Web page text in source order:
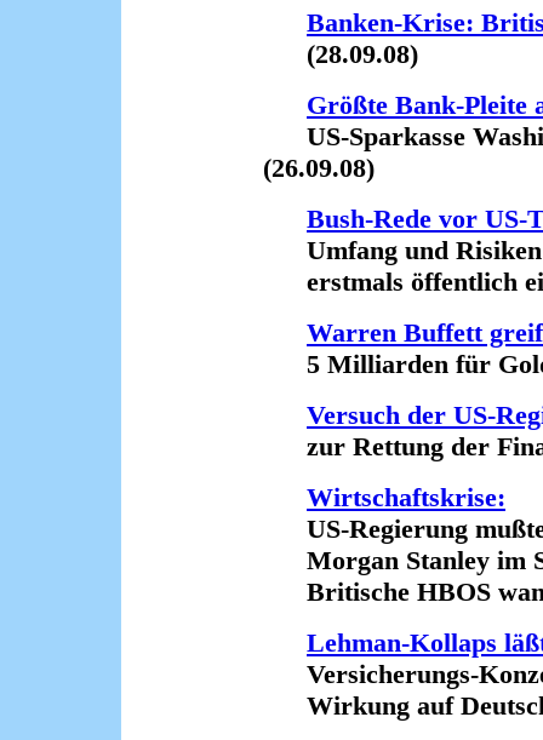
Banken-Krise:
(28.09.08)
Größte Bank-Pleite
US-Sparkasse
(26.09.08)
Bush-Rede vor US-
Umfang und
erstmals öffentlich
Warren Buffett
5 Milliarden für
Versuch der US-
zur Rettung der
Wirtschaftskrise:
US-Regierung
Morgan Stanley im
Britische HBOS
Lehman-Kollaps
Versicherungs-
Wirkung auf